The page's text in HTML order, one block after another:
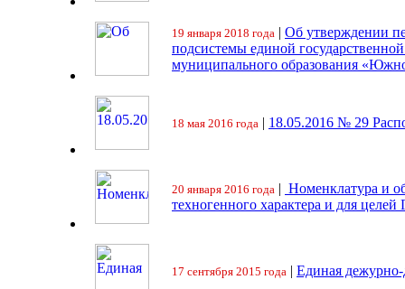
19 января 2018 года | Об утверждении
подсистемы единой
муниципального образования
18 мая 2016 года | 18.05.2016 № 29
20 января 2016 года | Номенклатура и
техногенного характера и для целей
17 сентября 2015 года | Единая